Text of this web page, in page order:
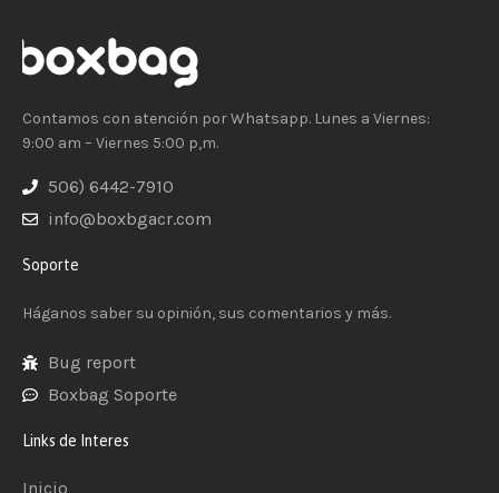
Contamos con atención por Whatsapp. Lunes a Viernes:
9:00 am – Viernes 5:00 p,m.
506) 6442-7910
info@boxbgacr.com
Soporte
Háganos saber su opinión, sus comentarios y más.
Bug report
Boxbag Soporte
Links de Interes
Inicio